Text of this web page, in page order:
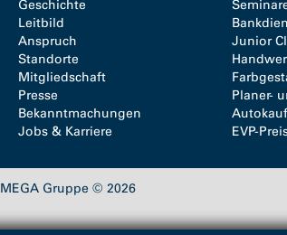
Geschichte
Leitbild
Anspruch
Standorte
Mitgliedschaft
Presse
Bekanntmachungen
Jobs & Karriere
Junior
Planer-
Autokauf
EVP-
MEGA Gruppe © 2026